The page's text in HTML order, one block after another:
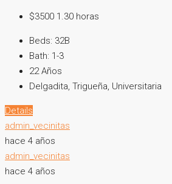
$3500 1.30 horas
Beds: 32B
Bath: 1-3
22 Años
Delgadita, Trigueña, Universitaria
Details
admin_vecinitas
hace 4 años
admin_vecinitas
hace 4 años